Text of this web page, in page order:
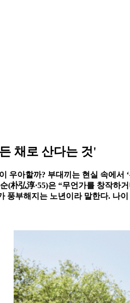
채로 산다는 것'
우아할까? 부대끼는 현실 속에
(朴弘淳·55)은 “무언가를 창작
풍부해지는 노년이라 말한다. 나